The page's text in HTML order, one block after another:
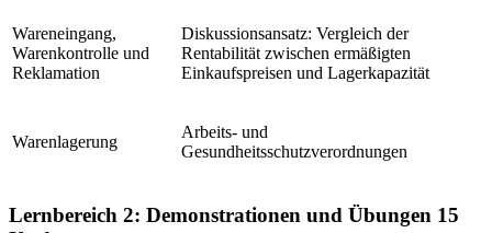
Wareneingang,
Warenkontrolle und
Reklamation
Diskussionsansatz: Vergleich der
Rentabilität zwischen ermäßigten
Einkaufspreisen und Lagerkapazität
Warenlagerung
Arbeits- und
Gesundheitsschutzverordnungen
Lernbereich 2: Demonstrationen und Übungen 15